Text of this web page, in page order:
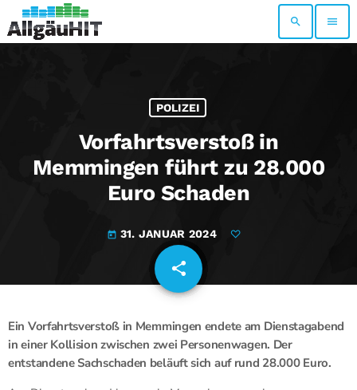
search menu
POLIZEI
Vorfahrtsverstoß in
Memmingen führt zu 28.000
Euro Schaden
today 31. JANUAR 2024
share
email
Ein Vorfahrtsverstoß in Memmingen endete am Dienstagabend
in einer Kollision zwischen zwei Personenwagen. Der
entstandene Sachschaden beläuft sich auf rund 28.000 Euro.